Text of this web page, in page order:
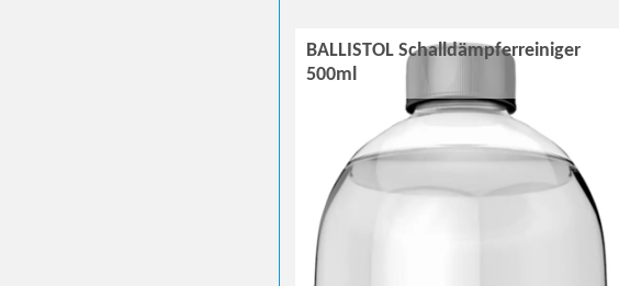
BALLISTOL Schalldämpferreiniger
500ml